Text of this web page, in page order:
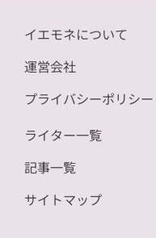
イエモネについて
運営会社
プライバシーポリシー
ライター一覧
記事一覧
サイトマップ